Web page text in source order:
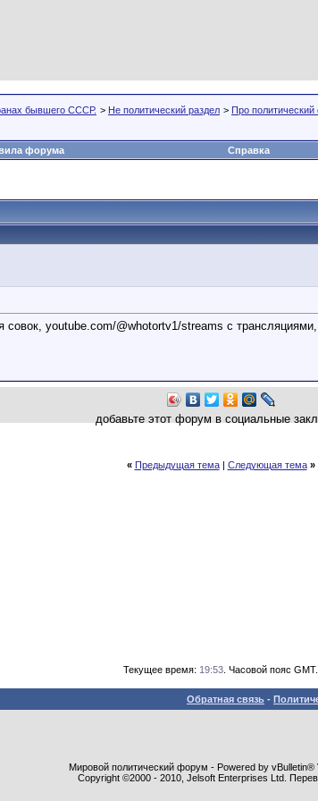
бывшего СССР. > Не политический раздел > Про
форума Справка
совок, youtube.com/@whotortv1/streams с
добавьте этот форум в социальные
« Предыдущая тема| Следующая тема »
Текущее время: 19:53 . Часовой пояс GMT.
Обратная связь -
Мировой политический форум - Powered by vBulletin®
Copyright ©2000 - 2010, Jelsoft Enterprises Ltd.